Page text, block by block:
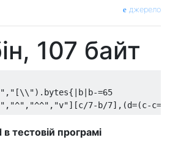
джерело
107 байт
=65
тестовій програмі